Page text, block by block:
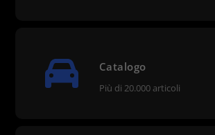
Catalogo
Più di 20.000 articoli